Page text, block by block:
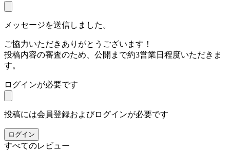
メッセージを送信しました。
ご協力いただきありがとうございます！
投稿内容の審査のため、公開まで約3営業日程度いただきま
す。
ログインが必要です
投稿には会員登録およびログインが必要です
ログイン
すべてのレビュー